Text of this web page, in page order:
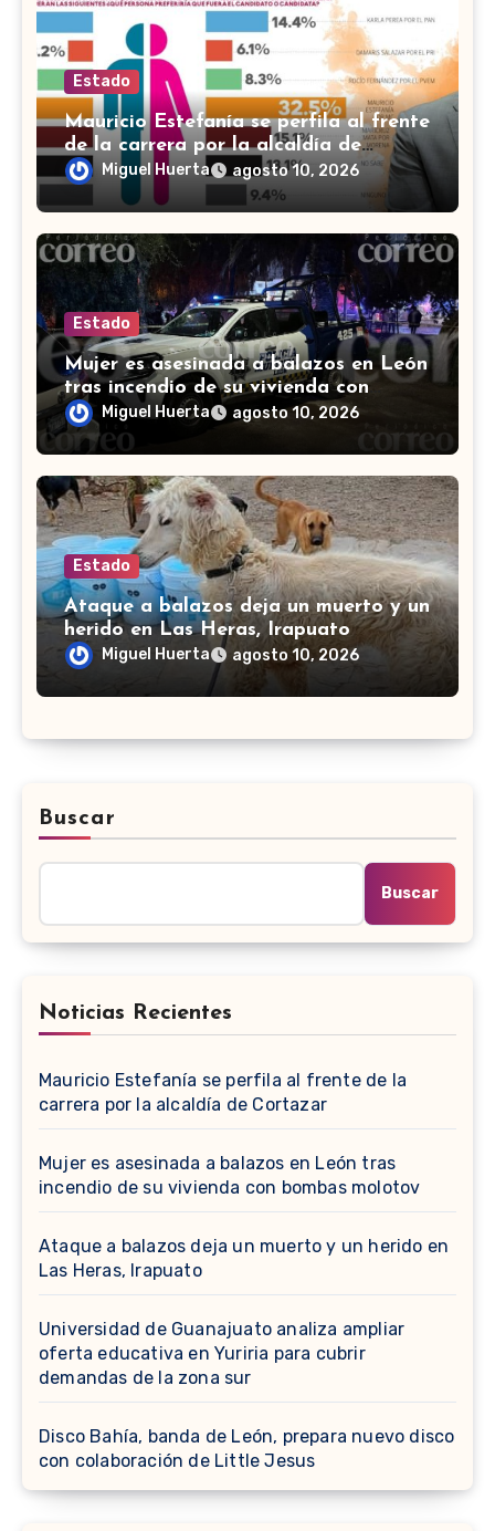
Estado
Mauricio Estefanía se perfila al frente
de la carrera por la alcaldía de
Cortazar
Miguel Huerta agosto 10, 2026
Estado
Mujer es asesinada a balazos en León
tras incendio de su vivienda con
bombas molotov
Miguel Huerta agosto 10, 2026
Estado
Ataque a balazos deja un muerto y un
herido en Las Heras, Irapuato
Miguel Huerta agosto 10, 2026
Buscar
Buscar
Noticias Recientes
Mauricio Estefanía se perfila al frente de la
carrera por la alcaldía de Cortazar
Mujer es asesinada a balazos en León tras
incendio de su vivienda con bombas molotov
Ataque a balazos deja un muerto y un herido en
Las Heras, Irapuato
Universidad de Guanajuato analiza ampliar
oferta educativa en Yuriria para cubrir
demandas de la zona sur
Disco Bahía, banda de León, prepara nuevo disco
con colaboración de Little Jesus